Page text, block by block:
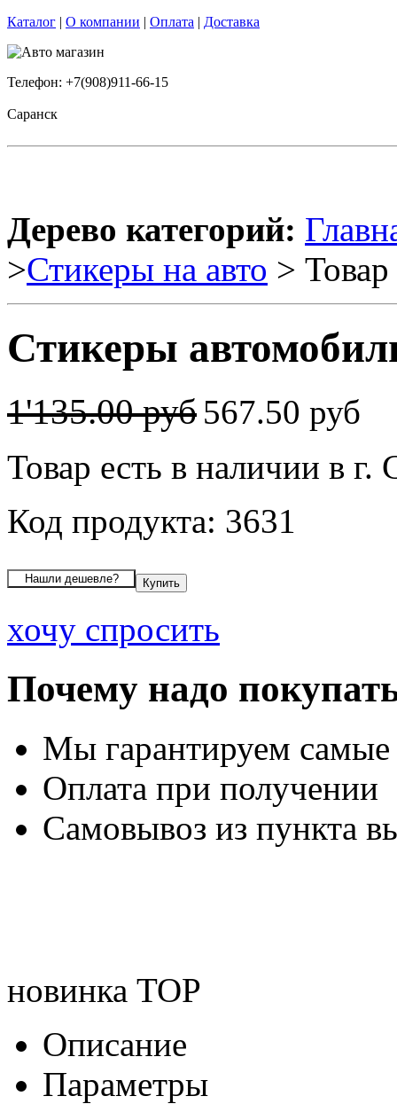
Каталог | О компании | Оплата | Доставка
Телефон: +7(908)911-66-15
Саранск
Дерево категорий:
>Стикеры на авто > Товар
Стикеры
1'135.00 руб 567.50 руб
Товар есть в наличии в г.
Код продукта: 3631
хочу спросить
Почему надо
Мы гарантируем
Оплата при получении
Самовывоз из пункта
новинка TOP
Описание
Параметры